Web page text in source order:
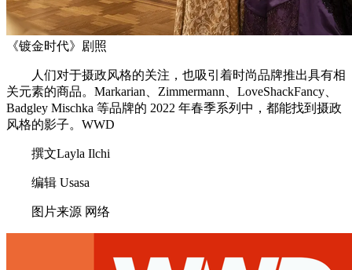
《镀金时代》剧照
人们对于摄政风格的关注，也吸引着时尚品牌推出具有相
关元素的商品。Markarian、Zimmermann、LoveShackFancy、
Badgley Mischka 等品牌的 2022 年春季系列中，都能找到摄政
风格的影子。WWD
撰文Layla Ilchi
编辑 Usasa
图片来源 网络